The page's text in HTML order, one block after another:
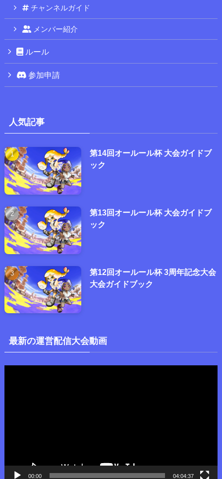
チャンネルガイド
メンバー紹介
ルール
参加申請
人気記事
第14回オールール杯 大会ガイドブ
ック
第13回オールール杯 大会ガイドブ
ック
第12回オールール杯 3周年記念大会
大会ガイドブック
最新の運営配信大会動画
00:00 04:04:37